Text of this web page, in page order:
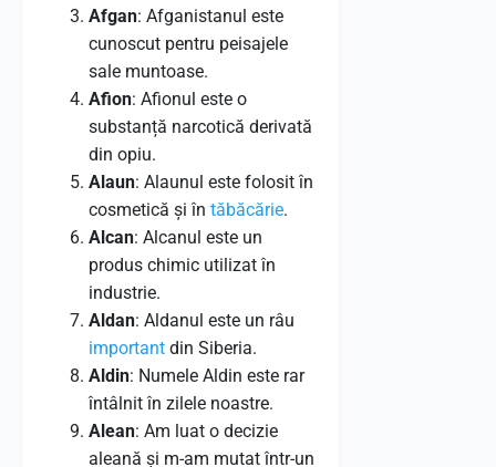
Afgan: Afganistanul este
cunoscut pentru peisajele
sale muntoase.
Afion: Afionul este o
substanță narcotică derivată
din opiu.
Alaun: Alaunul este folosit în
cosmetică și în tăbăcărie.
Alcan: Alcanul este un
produs chimic utilizat în
industrie.
Aldan: Aldanul este un râu
important din Siberia.
Aldin: Numele Aldin este rar
întâlnit în zilele noastre.
Alean: Am luat o decizie
aleană și m-am mutat într-un